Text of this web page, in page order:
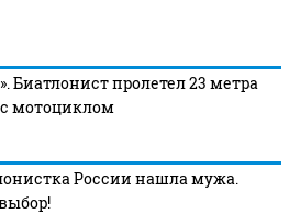
Биатлонист пролетел 23 метра
мотоциклом
России нашла мужа.